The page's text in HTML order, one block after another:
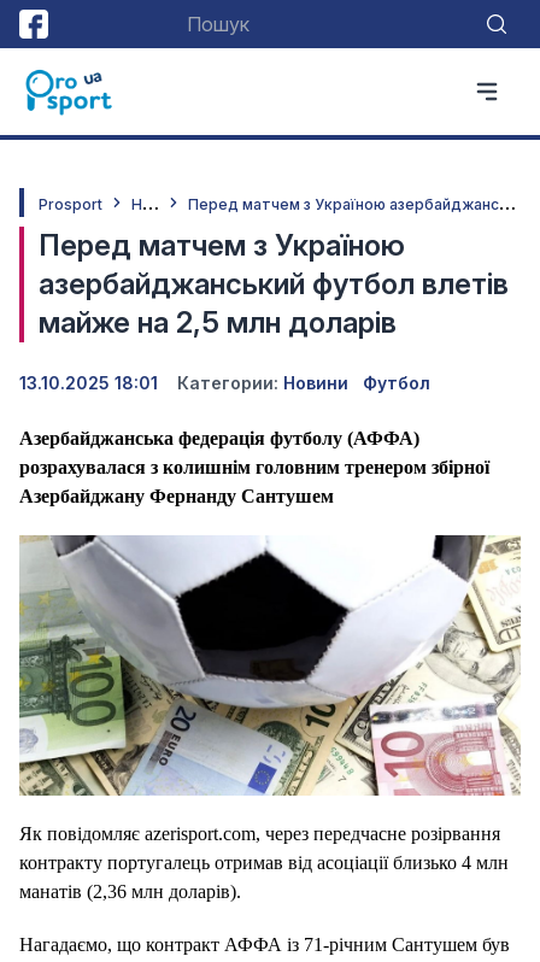
Prosport Н
овини П
еред матчем з Україною азербайджанський футбол влетів майже на 2,5 млн доларів
Перед матчем з Україною
азербайджанський футбол влетів
майже на 2,5 млн доларів
13.10.2025 18:01 Категории: Новини Футбол
Азербайджанська федерація футболу (АФФА)
розрахувалася з колишнім головним тренером збірної
Азербайджану Фернанду Сантушем
Як повідомляє azerisport.com, через передчасне розірвання
контракту португалець отримав від асоціації близько 4 млн
манатів (2,36 млн доларів).
Нагадаємо, що контракт АФФА із 71-річним Сантушем був